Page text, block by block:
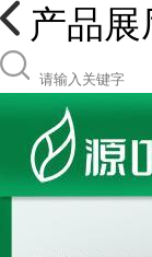
产品展